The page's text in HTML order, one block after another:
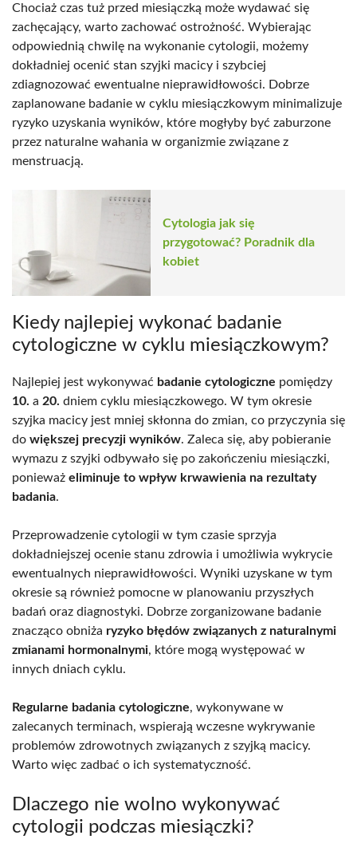
Chociaż czas tuż przed miesiączką może wydawać się
zachęcający, warto zachować ostrożność. Wybierając
odpowiednią chwilę na wykonanie cytologii, możemy
dokładniej ocenić stan szyjki macicy i szybciej
zdiagnozować ewentualne nieprawidłowości. Dobrze
zaplanowane badanie w cyklu miesiączkowym minimalizuje
ryzyko uzyskania wyników, które mogłyby być zaburzone
przez naturalne wahania w organizmie związane z
menstruacją.
Cytologia jak się
przygotować? Poradnik dla
kobiet
Kiedy najlepiej wykonać badanie
cytologiczne w cyklu miesiączkowym?
Najlepiej jest wykonywać badanie cytologiczne pomiędzy
10. a 20. dniem cyklu miesiączkowego. W tym okresie
szyjka macicy jest mniej skłonna do zmian, co przyczynia się
do większej precyzji wyników. Zaleca się, aby pobieranie
wymazu z szyjki odbywało się po zakończeniu miesiączki,
ponieważ eliminuje to wpływ krwawienia na rezultaty
badania.
Przeprowadzenie cytologii w tym czasie sprzyja
dokładniejszej ocenie stanu zdrowia i umożliwia wykrycie
ewentualnych nieprawidłowości. Wyniki uzyskane w tym
okresie są również pomocne w planowaniu przyszłych
badań oraz diagnostyki. Dobrze zorganizowane badanie
znacząco obniża ryzyko błędów związanych z naturalnymi
zmianami hormonalnymi, które mogą występować w
innych dniach cyklu.
Regularne badania cytologiczne, wykonywane w
zalecanych terminach, wspierają wczesne wykrywanie
problemów zdrowotnych związanych z szyjką macicy.
Warto więc zadbać o ich systematyczność.
Dlaczego nie wolno wykonywać
cytologii podczas miesiączki?